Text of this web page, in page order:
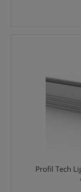
Profil Tech